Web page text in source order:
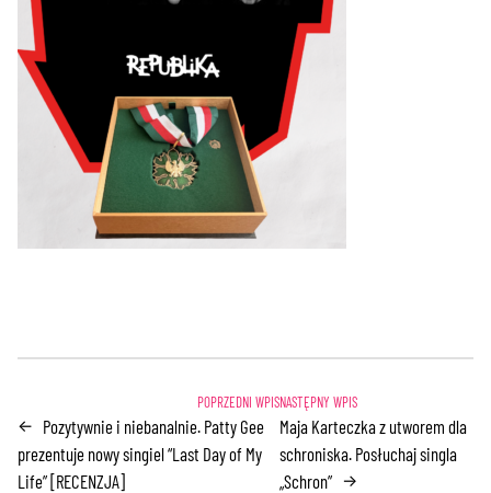
← Pozytywnie i niebanalnie. Patty Gee
prezentuje nowy singiel “Last Day of My
Life” [RECENZJA]
Maja Karteczka z utworem dla
schroniska. Posłuchaj singla
„Schron” →